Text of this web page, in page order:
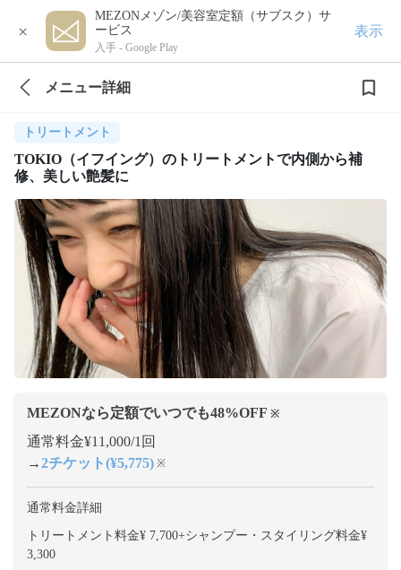
×
MEZONメゾン/美容室定額（サブスク）サ
ービス
入手 - Google Play
表示
メニュー詳細
トリートメント
TOKIO（イフイング）のトリートメントで内側から補
修、美しい艶髪に
MEZONなら定額でいつでも48%OFF ※
通常料金¥11,000/1回
→2チケット(¥5,775) ※
通常料金詳細
トリートメント料金¥ 7,700+シャンプー・スタイリング料金¥
3,300